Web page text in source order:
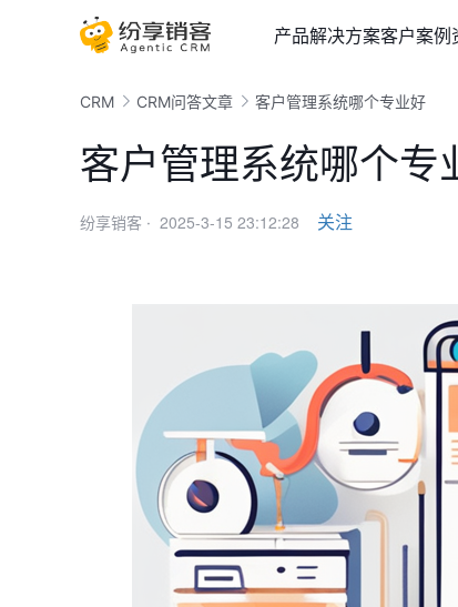
产品解决方案客户案例
CRM CRM问答文章 客户管理系统哪个专业好
客户管理系统哪个专
纷享销客 · 2025-3-15 23:12:28 关注